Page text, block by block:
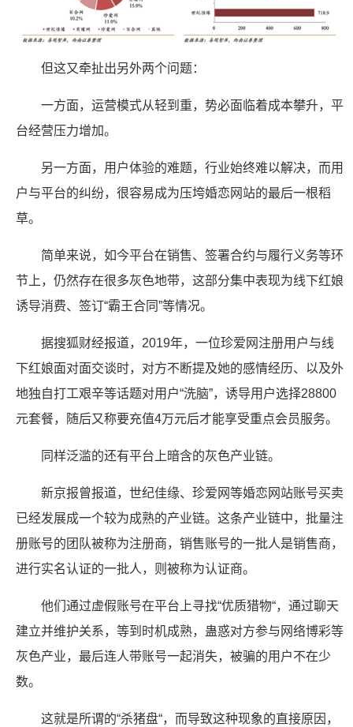
但这又牵扯出另外两个问题：
一方面，运营模式从轻到重，势必面临着成本攀升，平
台经营压力增加。
另一方面，用户体验的难题，行业始终难以解决，而用
户与平台的纠纷，很容易成为压垮婚恋网站的最后一根稻
草。
简单来说，如今平台在销售、签署合约与履行义务等环
节上，仍然存在很多灰色地带，这部分集中表现为线下红娘
诱导消费、签订“霸王合同”等情况。
据搜狐财经报道，2019年，一位珍爱网注册用户与线
下红娘面对面交谈时，对方不断提及她的感情经历、以及外
地独自打工艰辛等话题对用户“洗脑”，诱导用户选择28800
元套餐，随后又称要充值4万元后才能享受重点会员服务。
同样泛滥的还有平台上暗含的灰色产业链。
新京报曾报道，世纪佳缘、珍爱网等婚恋网站账号买卖
已经发展成一个较为成熟的产业链。这条产业链中，批量注
册账号的团队被称为注册商，销售账号的一批人是销售商，
进行实名认证的一批人，则被称为认证商。
他们通过虚假账号在平台上寻找“优质猎物“，通过聊天
建立并维护关系，等到时机成熟，蛊惑对方参与网络博彩等
灰色产业，最后连人带账号一起消失，被骗的用户不在少
数。
这就是所谓的“杀猪盘“，而导致这种现象的直接原因，